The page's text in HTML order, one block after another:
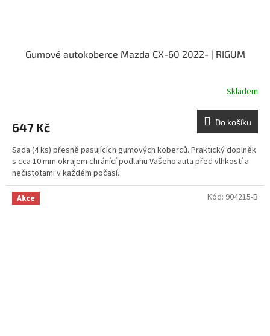
Gumové autokoberce Mazda CX-60 2022- | RIGUM
Skladem
647 Kč Do košíku
Sada (4 ks) přesně pasujících gumových koberců. Praktický doplněk
s cca 10 mm okrajem chránící podlahu Vašeho auta před vlhkostí a
nečistotami v každém počasí.
Akce Kód: 904215-B